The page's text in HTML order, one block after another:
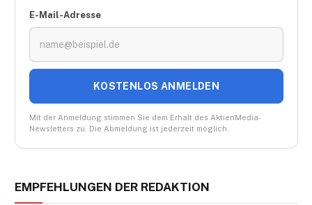
E-Mail-Adresse
KOSTENLOS ANMELDEN
Mit der Anmeldung stimmen Sie dem Erhalt des AktienMedia-
Newsletters zu. Die Abmeldung ist jederzeit möglich.
EMPFEHLUNGEN DER REDAKTION